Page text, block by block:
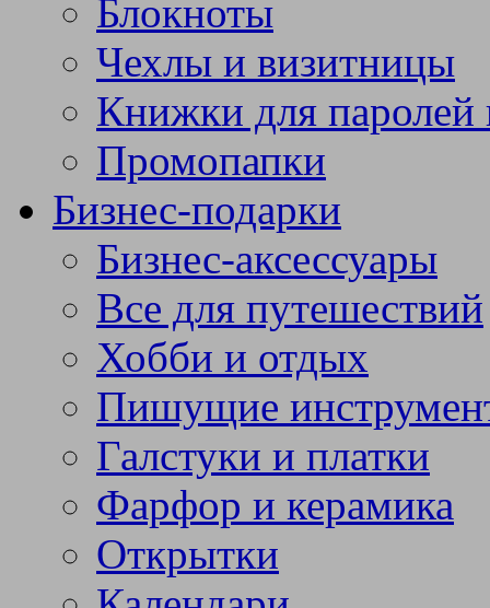
Блокноты
Чехлы и визитницы
Книжки для паролей
Промопапки
Бизнес-подарки
Бизнес-аксессуары
Все для путешествий
Хобби и отдых
Пишущие
Галстуки и платки
Фарфор и керамика
Открытки